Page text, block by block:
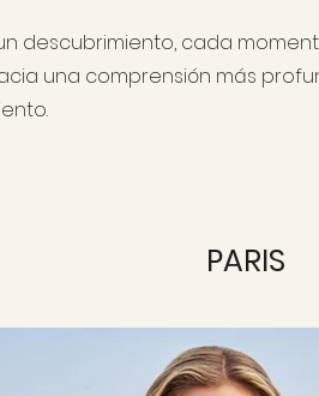
descubrimiento, cada
una comprensión más
PARIS